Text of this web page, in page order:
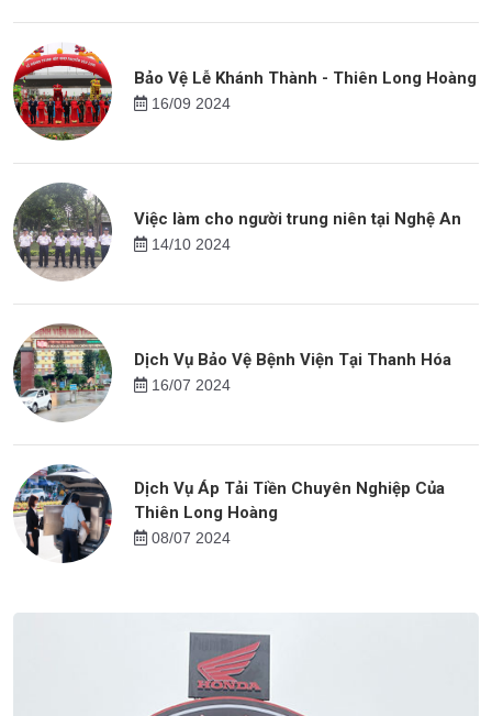
Bảo Vệ Lễ Khánh Thành - Thiên Long Hoàng
16/09 2024
Việc làm cho người trung niên tại Nghệ An
14/10 2024
Dịch Vụ Bảo Vệ Bệnh Viện Tại Thanh Hóa
16/07 2024
Dịch Vụ Áp Tải Tiền Chuyên Nghiệp Của
Thiên Long Hoàng
08/07 2024